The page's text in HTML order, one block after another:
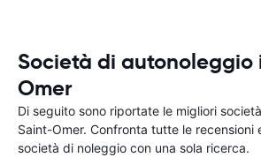
Società di autonoleggio
Omer
Di seguito sono riportate le migliori
Saint-Omer. Confronta tutte le recensioni
società di noleggio con una sola ricerca.